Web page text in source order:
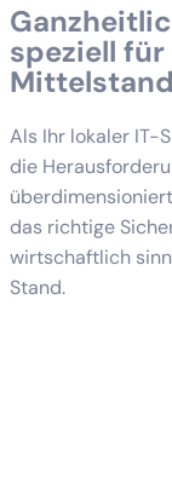
speziell
Mittelstand
Als Ihr lokaler IT-
die
das richtige
wirtschaftlich
Stand.